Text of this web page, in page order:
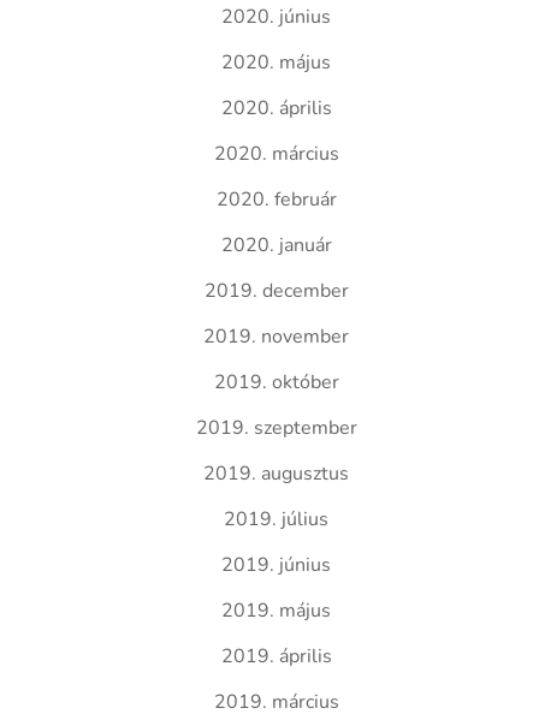
2020. június
2020. május
2020. április
2020. március
2020. február
2020. január
2019. december
2019. november
2019. október
2019. szeptember
2019. augusztus
2019. július
2019. június
2019. május
2019. április
2019. március